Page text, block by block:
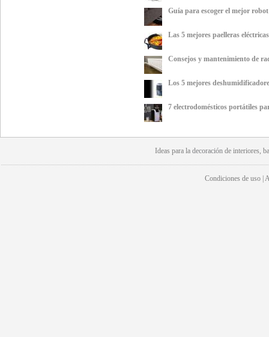
Guía para escoger el mejor
Las 5 mejores paelleras eléctricas
Consejos y mantenimiento de
Los 5 mejores
7 electrodomésticos portátiles
Ideas para ladecoración de interiores,
Condiciones de uso |